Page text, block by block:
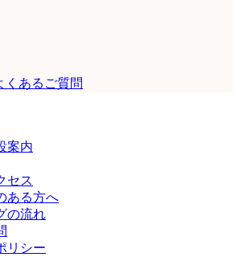
くあるご質問
案内
セス
ある方へ
の流れ
リシー